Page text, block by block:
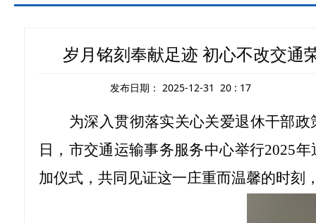
岁月铭刻奉献足迹 初心不改交
发布日期： 2025-12-31 20 : 17
为深入贯彻落实关心关爱退休干部
日，市交通运输事务服务中心举行2025
加仪式，共同见证这一庄重而温馨的时刻